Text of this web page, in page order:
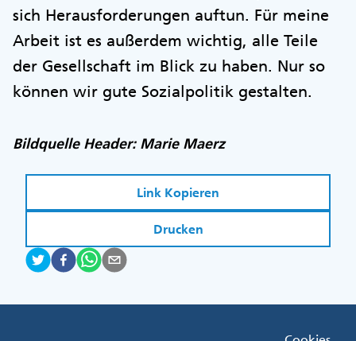
sich Herausforderungen auftun. Für meine
Arbeit ist es außerdem wichtig, alle Teile
der Gesellschaft im Blick zu haben. Nur so
können wir gute Sozialpolitik gestalten.
Bildquelle Header: Marie Maerz
Link Kopieren
Drucken